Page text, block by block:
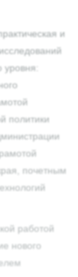
и
политики
почетным
работой
нового